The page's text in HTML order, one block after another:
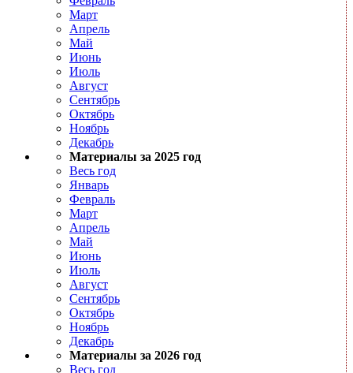
Март
Апрель
Май
Июнь
Июль
Август
Сентябрь
Октябрь
Ноябрь
Декабрь
Материалы за 2025 год
Весь год
Январь
Февраль
Март
Апрель
Май
Июнь
Июль
Август
Сентябрь
Октябрь
Ноябрь
Декабрь
Материалы за 2026 год
Весь год